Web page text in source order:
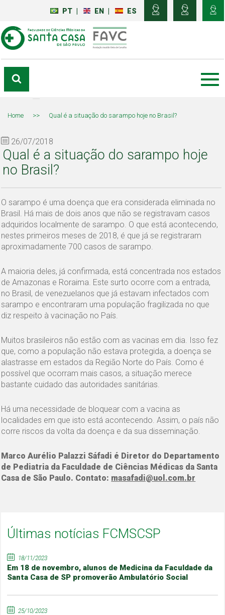
PT EN ES
Home >> Qual é a situação do sarampo hoje no Brasil?
26/07/2018
Qual é a situação do sarampo hoje
no Brasil?
O sarampo é uma doença que era considerada eliminada no
Brasil. Há mais de dois anos que não se registravam casos
adquiridos localmente de sarampo. O que está acontecendo,
nestes primeiros meses de 2018, é que já se registraram
aproximadamente 700 casos de sarampo.
A maioria deles, já confirmada, está concentrada nos estados
de Amazonas e Roraima. Este surto ocorre com a entrada,
no Brasil, de venezuelanos que já estavam infectados com
sarampo e encontraram uma população fragilizada no que
diz respeito à vacinação no País.
Muitos brasileiros não estão com as vacinas em dia. Isso fez
que, como a população não estava protegida, a doença se
alastrasse em estados da Região Norte do País. Como é
possível que ocorram mais casos, a situação merece
bastante cuidado das autoridades sanitárias.
Há uma necessidade de bloquear com a vacina as
localidades em que isto está acontecendo. Assim, o país não
corre riscos da volta da doença e da sua disseminação.
Marco Aurélio Palazzi Sáfadi é Diretor do Departamento
de Pediatria da Faculdade de Ciências Médicas da Santa
Casa de São Paulo. Contato: masafadi@uol.com.br
Últimas notícias FCMSCSP
18/11/2023
Em 18 de novembro, alunos de Medicina da Faculdade da
Santa Casa de SP promoverão Ambulatório Social
25/10/2023